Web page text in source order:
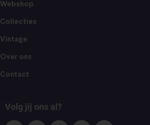
Webshop
Collecties
Vintage
Over ons
Contact
Volg jij ons al?